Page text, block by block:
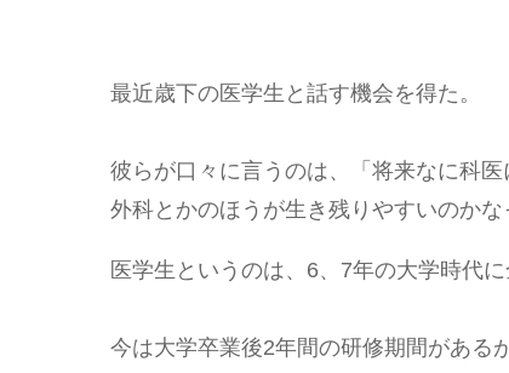
最近歳下の医学生と話す機会を得た。
彼らが口々に言うのは、「将来なに科
外科とかのほうが生き残りやすいのかな
医学生というのは、6、7年の大学時代
今は大学卒業後2年間の研修期間がある